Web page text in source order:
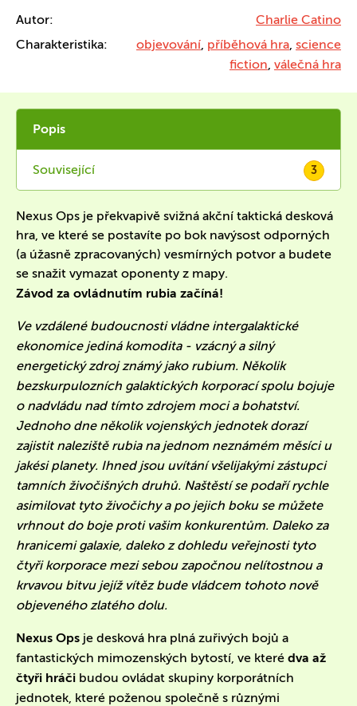
Autor:
Charlie Catino
Charakteristika:
objevování, příběhová hra, science
fiction, válečná hra
Popis
Související 3
Nexus Ops je překvapivě svižná akční taktická desková
hra, ve které se postavíte po bok navýsost odporných
(a úžasně zpracovaných) vesmírných potvor a budete
se snažit vymazat oponenty z mapy.
Závod za ovládnutím rubia začíná!
Ve vzdálené budoucnosti vládne intergalaktické
ekonomice jediná komodita - vzácný a silný
energetický zdroj známý jako rubium. Několik
bezskurpulozních galaktických korporací spolu bojuje
o nadvládu nad tímto zdrojem moci a bohatství.
Jednoho dne několik vojenských jednotek dorazí
zajistit naleziště rubia na jednom neznámém měsíci u
jakési planety. Ihned jsou uvítání všelijakými zástupci
tamních živočišných druhů. Naštěstí se podaří rychle
asimilovat tyto živočichy a po jejich boku se můžete
vrhnout do boje proti vašim konkurentům. Daleko za
hranicemi galaxie, daleko z dohledu veřejnosti tyto
čtyři korporace mezi sebou započnou nelítostnou a
krvavou bitvu jejíž vítěz bude vládcem tohoto nově
objeveného zlatého dolu.
Nexus Ops je desková hra plná zuřivých bojů a
fantastických mimozenských bytostí, ve které dva až
čtyři hráči budou ovládat skupiny korporátních
jednotek, které poženou společně s různými